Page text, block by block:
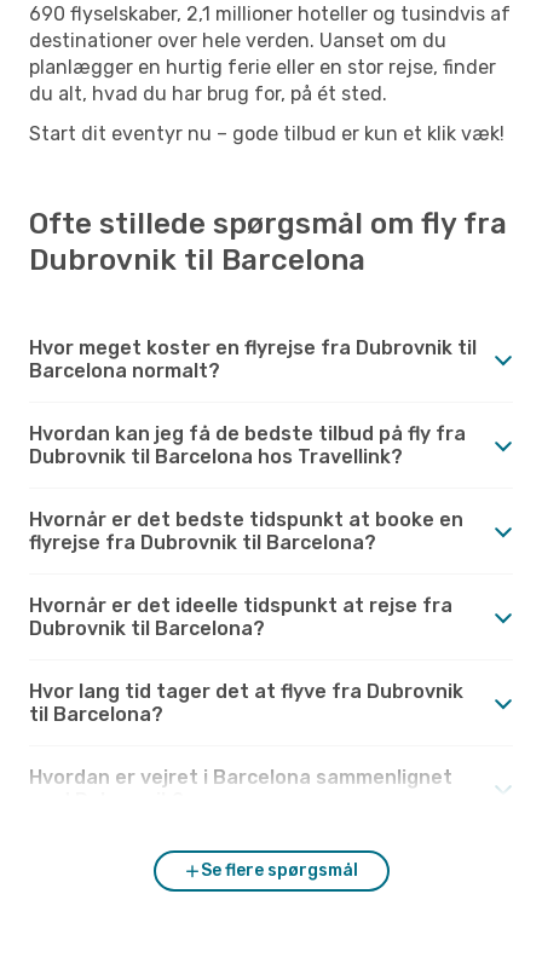
690 flyselskaber, 2,1 millioner hoteller og tusindvis af
destinationer over hele verden. Uanset om du
planlægger en hurtig ferie eller en stor rejse, finder
du alt, hvad du har brug for, på ét sted.
Start dit eventyr nu – gode tilbud er kun et klik væk!
Ofte stillede spørgsmål om fly fra
Dubrovnik til Barcelona
Hvor meget koster en flyrejse fra Dubrovnik til
Barcelona normalt?
Hvordan kan jeg få de bedste tilbud på fly fra
Dubrovnik til Barcelona hos Travellink?
Hvornår er det bedste tidspunkt at booke en
flyrejse fra Dubrovnik til Barcelona?
Hvornår er det ideelle tidspunkt at rejse fra
Dubrovnik til Barcelona?
Hvor lang tid tager det at flyve fra Dubrovnik
til Barcelona?
Hvordan er vejret i Barcelona sammenlignet
Se flere spørgsmål